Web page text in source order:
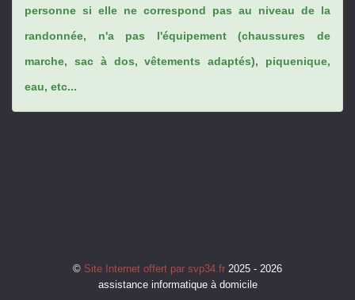
personne si elle ne correspond pas au niveau de la
randonnée, n'a pas l'équipement (chaussures de
marche, sac à dos, vêtements adaptés), piquenique,
eau, etc...
© Site Internet offert par svp34.fr 2025 - 2026
assistance informatique à domicile